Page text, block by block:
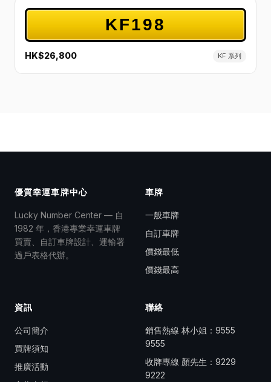
KF198
HK$26,800 KF 系列
優質幸運車牌中心
Lucky Number Center — 自
1982 年，香港專業幸運車牌
買賣、自訂車牌設計、運輸署
過戶表格代辦。
車牌
一般車牌
自訂車牌
價錢最低
價錢最高
資訊
公司簡介
買牌須知
推廣活動
聯絡
銷售熱線 林小姐： 9555
9555
收牌專線 顏先生： 9229
9222